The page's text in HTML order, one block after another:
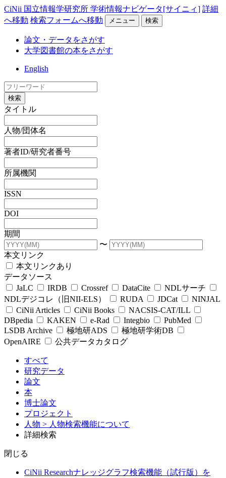
CiNii 国立情報学研究所 学術情報ナビゲータ[サイニィ] 詳細
へ移動 検索フォームへ移動 メニュー 検索
論文・データをさがす
大学図書館の本をさがす
English
検索
タイトル
人物/団体名
著者ID/研究者番号
所属機関
ISSN
DOI
期間
〜
本文リンク
本文リンクあり
データソース
JaLC
IRDB Crossref DataCite
NDLサーチ
NDLデジコレ（旧NII-ELS）
RUDA JDCat
NINJAL
CiNii Articles
CiNii Books
NACSIS-CAT/ILL
DBpedia
KAKEN e-Rad Integbio
PubMed
LSDB Archive
極地研ADS
極地研学術DB
OpenAIRE
公共データカタログ
すべて
研究データ
論文
本
博士論文
プロジェクト
人物 > 人物検索機能について
詳細検索
閉じる
CiNii Researchナレッジグラフ検索機能（試行版）を